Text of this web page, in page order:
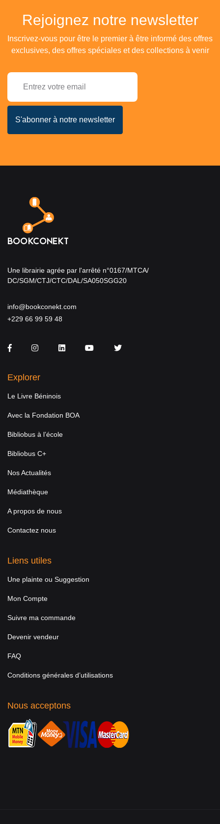
Rejoignez notre newsletter
Inscrivez-vous pour être le premier à être informé des offres
exclusives, des offres spéciales et des collections à venir
Une librairie agrée par l'arrêté n°0167/MTCA/
DC/SGM/CTJ/CTC/DAL/SA050SGG20
info@bookconekt.com
+229 66 99 59 48
FacebookInstagramLinkedInYou TubeTwitter
Explorer
Le Livre Béninois
Avec la Fondation BOA
Bibliobus à l’école
Bibliobus C+
Nos Actualités
Médiathèque
A propos de nous
Contactez nous
Liens utiles
Une plainte ou Suggestion
Mon Compte
Suivre ma commande
Devenir vendeur
FAQ
Conditions générales d’utilisations
Nous acceptons